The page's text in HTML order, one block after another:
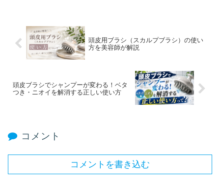
頭皮用ブラシ（スカルプブラシ）の使い
方を美容師が解説
頭皮ブラシでシャンプーが変わる！ベタ
つき・ニオイを解消する正しい使い方
コメント
コメントを書き込む